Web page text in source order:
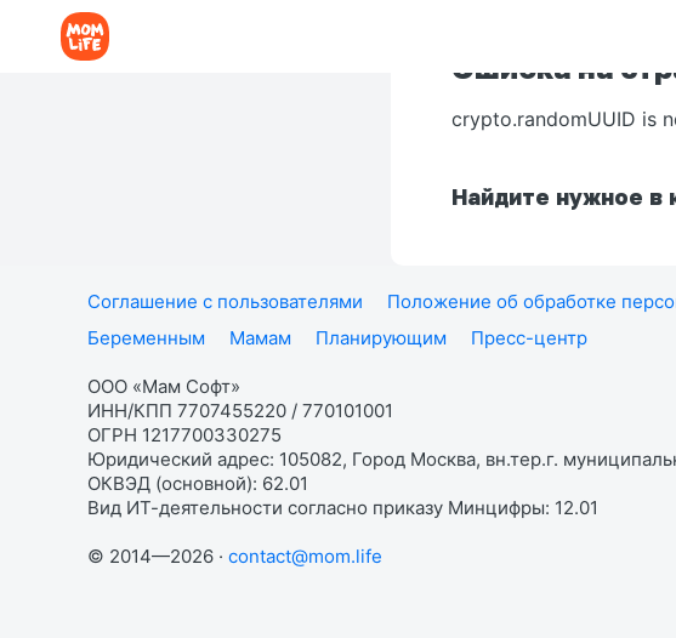
Ошибка на
crypto.randomUUID is
Найдите нужное в
Соглашение с пользователями Положение об обработке
Беременным
Мамам Планирующим Пресс-центр
ООО «Мам Софт»
ИНН/КПП 7707455220 / 770101001
ОГРН 1217700330275
Юридический адрес: 105082, Город Москва, вн.тер.г.
ОКВЭД (основной): 62.01
Вид ИТ-деятельности согласно приказу Минцифры: 12.01
© 2014—2026 · contact@mom.life